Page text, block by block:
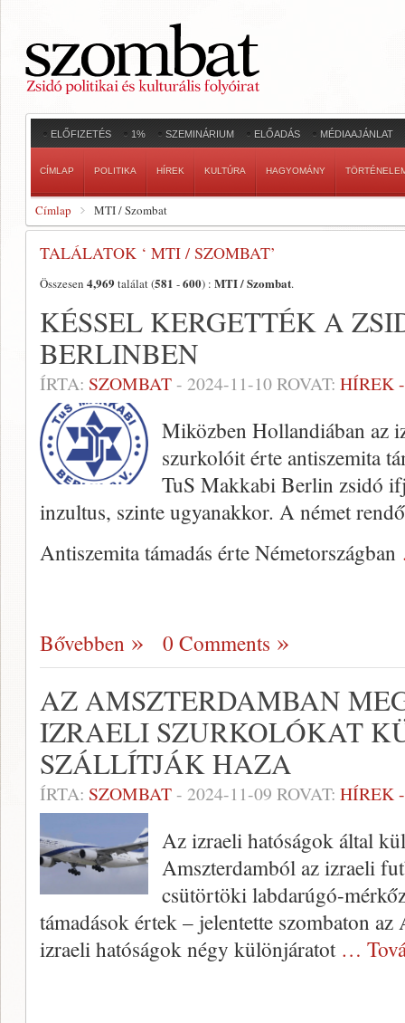
ELŐFIZETÉS 1% SZEMINÁRIUM ELŐADÁS MÉDIAAJÁNLAT
CÍMLAP POLITIKA HÍREK KULTÚRA HAGYOMÁNY
Címlap MTI / Szombat
TALÁLATOK ‘ MTI / SZOMBAT’
Összesen 4,969 találat (581 -600) : MTI / Szombat.
KÉSSEL KERGETTÉK A
BERLINBEN
ÍRTA: SZOMBAT- 2024-11-10ROVAT: HÍREK
Miközben Hollandiában az
szurkolóit érte antiszemita
TuS Makkabi Berlin zsidó
inzultus, szinte ugyanakkor. A német
Antiszemita támadás érte Németországban
Bővebben 0 Comments
AZ AMSZTERDAMBAN
IZRAELI SZURKOLÓKAT
SZÁLLÍTJÁK HAZA
ÍRTA: SZOMBAT- 2024-11-09 ROVAT: HÍREK
Az izraeli hatóságok által
Amszterdamból az izraeli
csütörtöki labdarúgó-
támadások értek – jelentette szombaton
izraeli hatóságok négy különjáratot …